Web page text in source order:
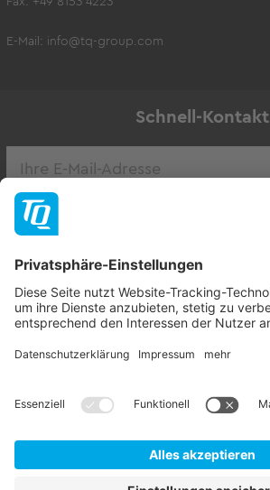
E-Mail: info@tq-group.com
Schnell-Kontakt
Zur Stellenbörse
Follow TQ-Group